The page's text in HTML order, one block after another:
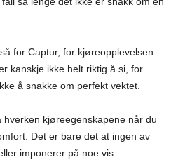
for Captur, for kjøreopplevelsen
kanskje ikke helt riktig å si, for
å snakke om perfekt vektet.
kjøreegenskapene når du
Det er bare det at ingen av
imponerer på noe vis.